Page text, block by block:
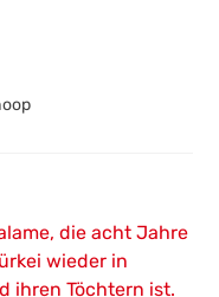
die acht Jahre
wieder in
ihren Töchtern ist.